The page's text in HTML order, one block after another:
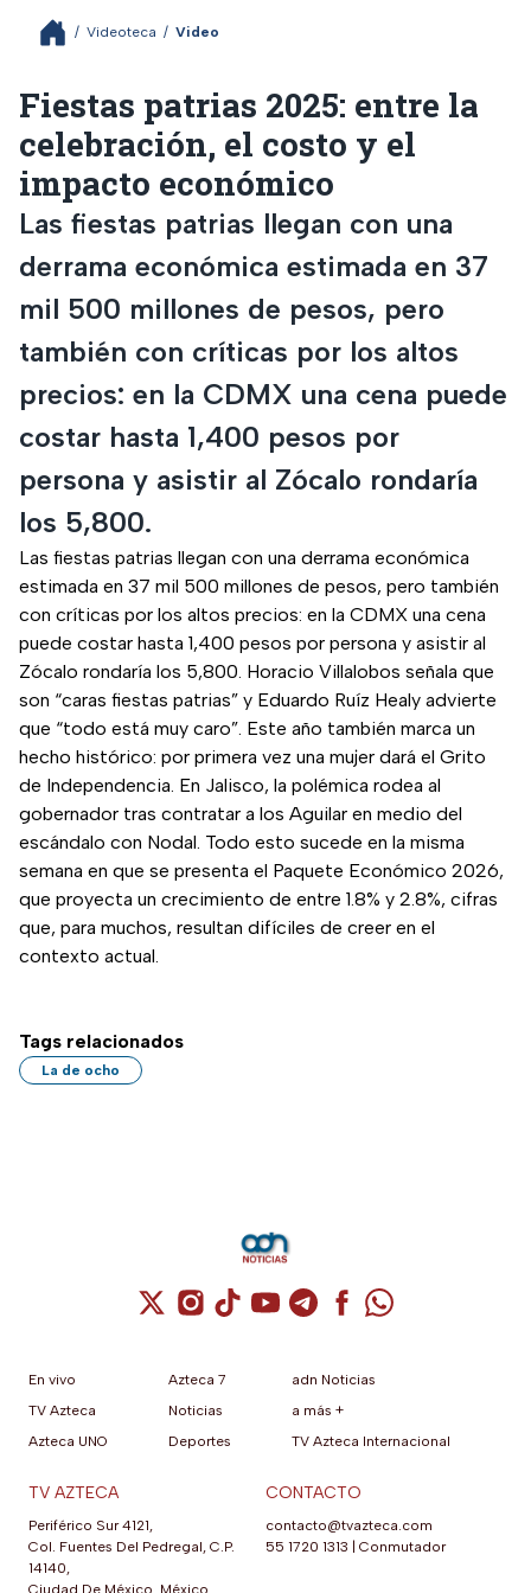
/ Videoteca / Video
Fiestas patrias 2025: entre la
celebración, el costo y el
impacto económico
Las fiestas patrias llegan con una
derrama económica estimada en 37
mil 500 millones de pesos, pero
también con críticas por los altos
precios: en la CDMX una cena puede
costar hasta 1,400 pesos por
persona y asistir al Zócalo rondaría
los 5,800.
Las fiestas patrias llegan con una derrama económica
estimada en 37 mil 500 millones de pesos, pero también
con críticas por los altos precios: en la CDMX una cena
puede costar hasta 1,400 pesos por persona y asistir al
Zócalo rondaría los 5,800. Horacio Villalobos señala que
son “caras fiestas patrias” y Eduardo Ruíz Healy advierte
que “todo está muy caro”. Este año también marca un
hecho histórico: por primera vez una mujer dará el Grito
de Independencia. En Jalisco, la polémica rodea al
gobernador tras contratar a los Aguilar en medio del
escándalo con Nodal. Todo esto sucede en la misma
semana en que se presenta el Paquete Económico 2026,
que proyecta un crecimiento de entre 1.8% y 2.8%, cifras
que, para muchos, resultan difíciles de creer en el
contexto actual.
Tags relacionados
La de ocho
Cuenta de X / Twitter (se abre en una
Cuenta de Instagram (se abre en una
Cuenta de TikTok (se abre en
Cuenta de YouTube (se abre
Cuenta de Telegram (se
Cuenta de
Cuenta de
En vivo
TV Azteca
Azteca UNO
Azteca 7
Noticias
Deportes
adn Noticias
a más +
TV Azteca Internacional
TV AZTECA
Periférico Sur 4121,
Col. Fuentes Del Pedregal, C.P.
14140,
Ciudad De México, México.
CONTACTO
contacto@tvazteca.com
55 1720 1313 | Conmutador